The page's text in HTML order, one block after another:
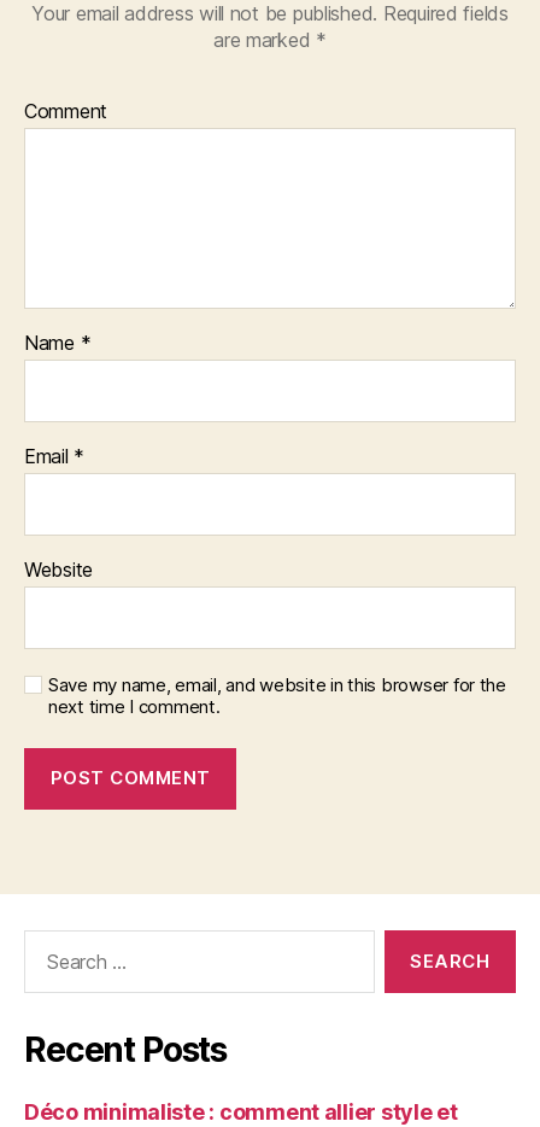
Your email address will not be published. Required fields
are marked *
Comment
Name *
Email *
Website
Save my name, email, and website in this browser for the
next time I comment.
Recent Posts
Déco minimaliste : comment allier style et